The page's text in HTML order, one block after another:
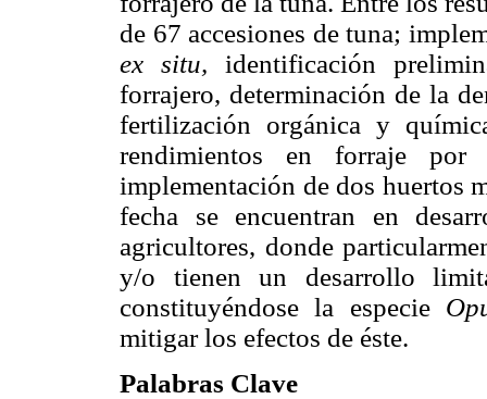
de 67 accesiones de tuna;
ex situ, identificación
forrajero, determinación de la
fertilización orgánica y
rendimientos en forraje
implementación de dos huertos
fecha se encuentran en
agricultores, donde
y/o tienen un desarrollo
constituyéndose la especie
mitigar los efectos de éste.
Palabras Clave